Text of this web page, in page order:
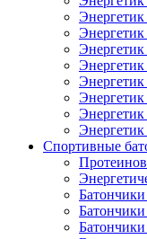
Энергетик
Спортивные